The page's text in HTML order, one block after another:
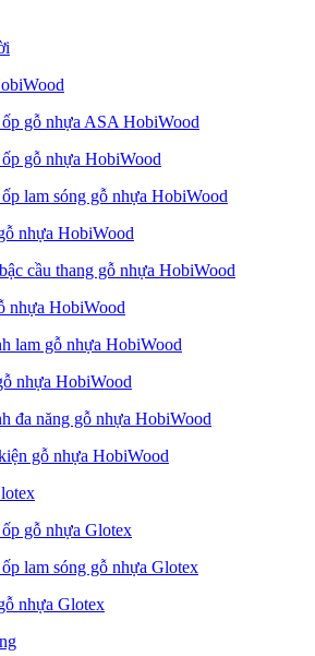
gỗ nhựa ASA HobiWood
gỗ nhựa HobiWood
lam sóng gỗ nhựa HobiWood
nhựa HobiWood
cầu thang gỗ nhựa HobiWood
nhựa HobiWood
lam gỗ nhựa HobiWood
nhựa HobiWood
đa năng gỗ nhựa HobiWood
gỗ nhựa HobiWood
gỗ nhựa Glotex
lam sóng gỗ nhựa Glotex
nhựa Glotex